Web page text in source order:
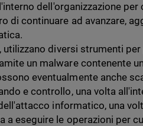
dell'organizzazione
di continuare ad avanzare,
utilizzano diversi strumenti
un malware contenente
eventualmente anche
e controllo, una volta
informatico, una
a eseguire le operazioni per